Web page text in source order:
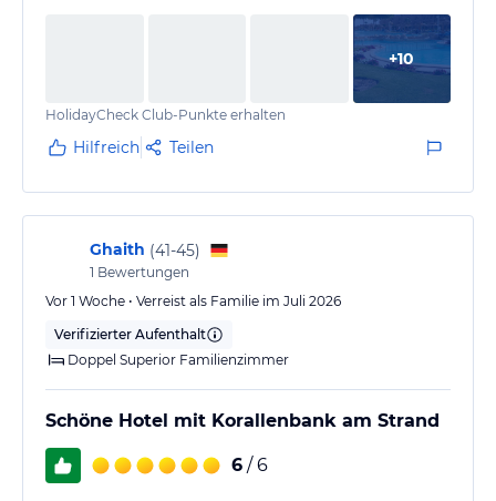
geschmacklich sehr gut. Der Personal war stets
freundlich und zuvorkommend bei Problemen.
Jedoch ist es für mich an Mangel gewesen, dass das
Eis und Snacks im AI Paket nur für eine begrenzte Zeit
verfügbar bar. Aus meiner Sicht…
+10
HolidayCheck Club-Punkte erhalten
Hilfreich Teilen
Ghaith (41-45)
1 Bewertungen
Vor 1 Woche • Verreist als Familie im Juli 2026
Verifizierter Aufenthalt
Doppel Superior Familienzimmer
Schöne Hotel mit Korallenbank am Strand
6 / 6